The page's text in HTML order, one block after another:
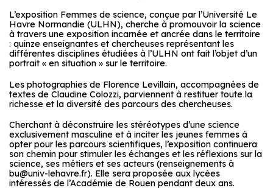
L’exposition Femmes de science, conçue par l’Université Le
Havre Normandie (ULHN), cherche à promouvoir la science
à travers une exposition incarnée et ancrée dans le territoire
: quinze enseignantes et chercheuses représentant les
différentes disciplines étudiées à l’ULHN ont fait l’objet d’un
portrait « en situation » sur le territoire.
Les photographies de Florence Levillain, accompagnées de
textes de Claudine Colozzi, parviennent à restituer toute la
richesse et la diversité des parcours des chercheuses.
Cherchant à déconstruire les stéréotypes d’une science
exclusivement masculine et à inciter les jeunes femmes à
opter pour les parcours scientifiques, l’exposition continuera
son chemin pour stimuler les échanges et les réflexions sur la
science, ses métiers et ses acteurs (renseignements à
bu@univ-lehavre.fr). Elle sera proposée aux lycées
intéressés de l’Académie de Rouen pendant deux ans.